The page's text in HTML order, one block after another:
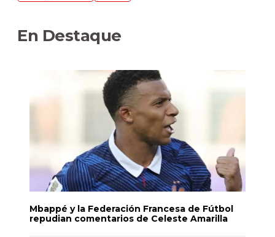
En Destaque
Mbappé y la Federación Francesa de Fútbol
repudian comentarios de Celeste Amarilla